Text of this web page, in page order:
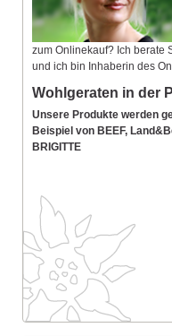
zum Onlinekauf? Ich berate
und ich bin Inhaberin des
Wohlgeraten in der
Unsere Produkte werden
Beispiel von BEEF,
BRIGITTE